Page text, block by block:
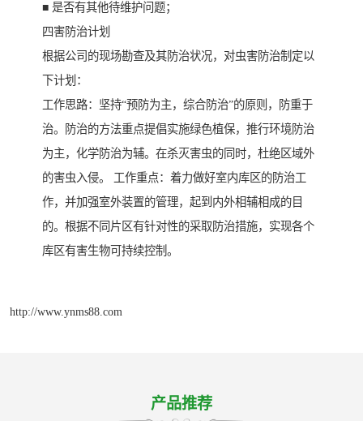
■ 是否有其他待维护问题；
四害防治计划
根据公司的现场勘查及其防治状况，对虫害防治制定以
下计划：
工作思路：坚持“预防为主，综合防治”的原则，防重于
治。防治的方法重点提倡实施绿色植保，推行环境防治
为主，化学防治为辅。在杀灭害虫的同时，杜绝区域外
的害虫入侵。 工作重点：着力做好室内库区的防治工
作，并加强室外装置的管理，起到内外相辅相成的目
的。根据不同片区有针对性的采取防治措施，实现各个
库区有害生物可持续控制。
http://www.ynms88.com
产品推荐